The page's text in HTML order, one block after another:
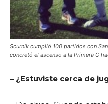
Scurnik cumplió 100 partidos con
concretó el ascenso a la Primera C
– ¿Estuviste cerca de